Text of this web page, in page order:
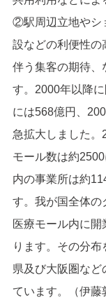
②駅周辺立地やシ
設などの利便性の
伴う集客の期待、
す。2000年以降
には568億円、
急拡大しました。
モール数は約
内の事業所は約
す。我が国全体の
医療モール内に
ります。その分
県及び大阪圏など
ています。（伊藤